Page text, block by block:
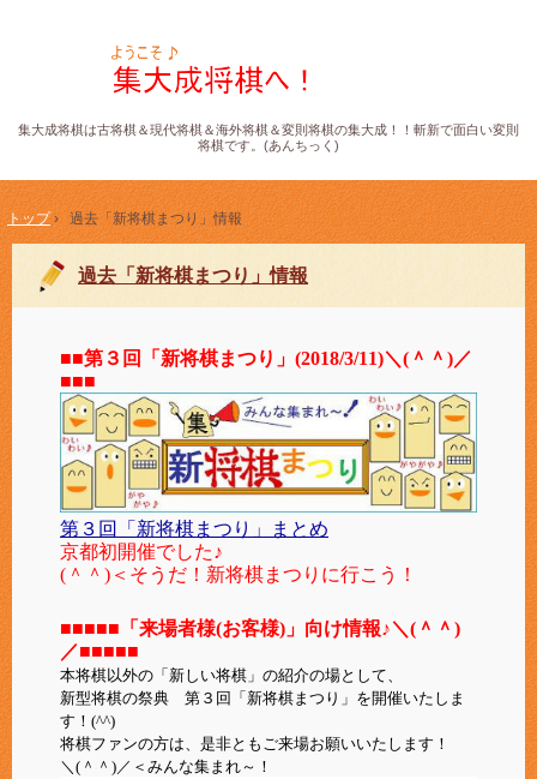
集大成将棋は古将棋＆現代将棋＆海外将棋＆変則将棋の集大成！！斬新で面白い変則
将棋です。(あんちっく)
トップ› 過去「新将棋まつり」情報
過去「新将棋まつり」情報
■■第３回「新将棋まつり」(2018/3/11)＼(＾＾)／
■■■
第３回「新将棋まつり」まとめ
京都初開催でした♪
(＾＾)＜そうだ！新将棋まつりに行こう！
■■■■■ 「来場者様(お客様)」向け情報♪＼(＾＾)
／■■■■■
本将棋以外の「新しい将棋」の紹介の場として、
新型将棋の祭典 第３回「新将棋まつり」を開催いたしま
す！(^^)
将棋ファンの方は、是非ともご来場お願いいたします！
＼(＾＾)／＜みんな集まれ～！